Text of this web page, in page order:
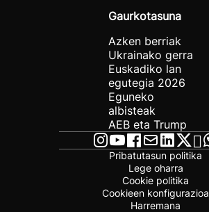
Gaurkotasuna
Azken berriak
Ukrainako gerra
Euskadiko lan
egutegia 2026
Eguneko
albisteak
AEB eta Trump
Pribatutasun politika
Lege oharra
Cookie politika
Cookieen konfigurazioa
Harremana